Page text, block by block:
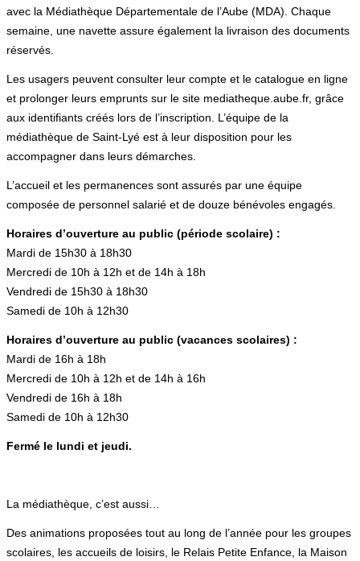
avec la Médiathèque Départementale de l’Aube (MDA). Chaque
semaine, une navette assure également la livraison des documents
réservés.
Les usagers peuvent consulter leur compte et le catalogue en ligne
et prolonger leurs emprunts sur le site mediatheque.aube.fr, grâce
aux identifiants créés lors de l’inscription. L’équipe de la
médiathèque de Saint-Lyé est à leur disposition pour les
accompagner dans leurs démarches.
L’accueil et les permanences sont assurés par une équipe
composée de personnel salarié et de douze bénévoles engagés.
Horaires d’ouverture au public (période scolaire) :
Mardi de 15h30 à 18h30
Mercredi de 10h à 12h et de 14h à 18h
Vendredi de 15h30 à 18h30
Samedi de 10h à 12h30
Horaires d’ouverture au public (vacances scolaires) :
Mardi de 16h à 18h
Mercredi de 10h à 12h et de 14h à 16h
Vendredi de 16h à 18h
Samedi de 10h à 12h30
Fermé le lundi et jeudi.
La médiathèque, c’est aussi…
Des animations proposées tout au long de l’année pour les groupes
scolaires, les accueils de loisirs, le Relais Petite Enfance, la Maison